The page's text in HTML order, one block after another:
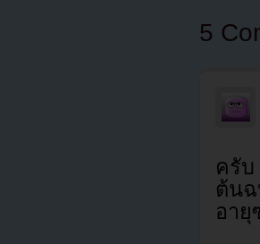
5
ครับ
ต้นฉ
อายุ